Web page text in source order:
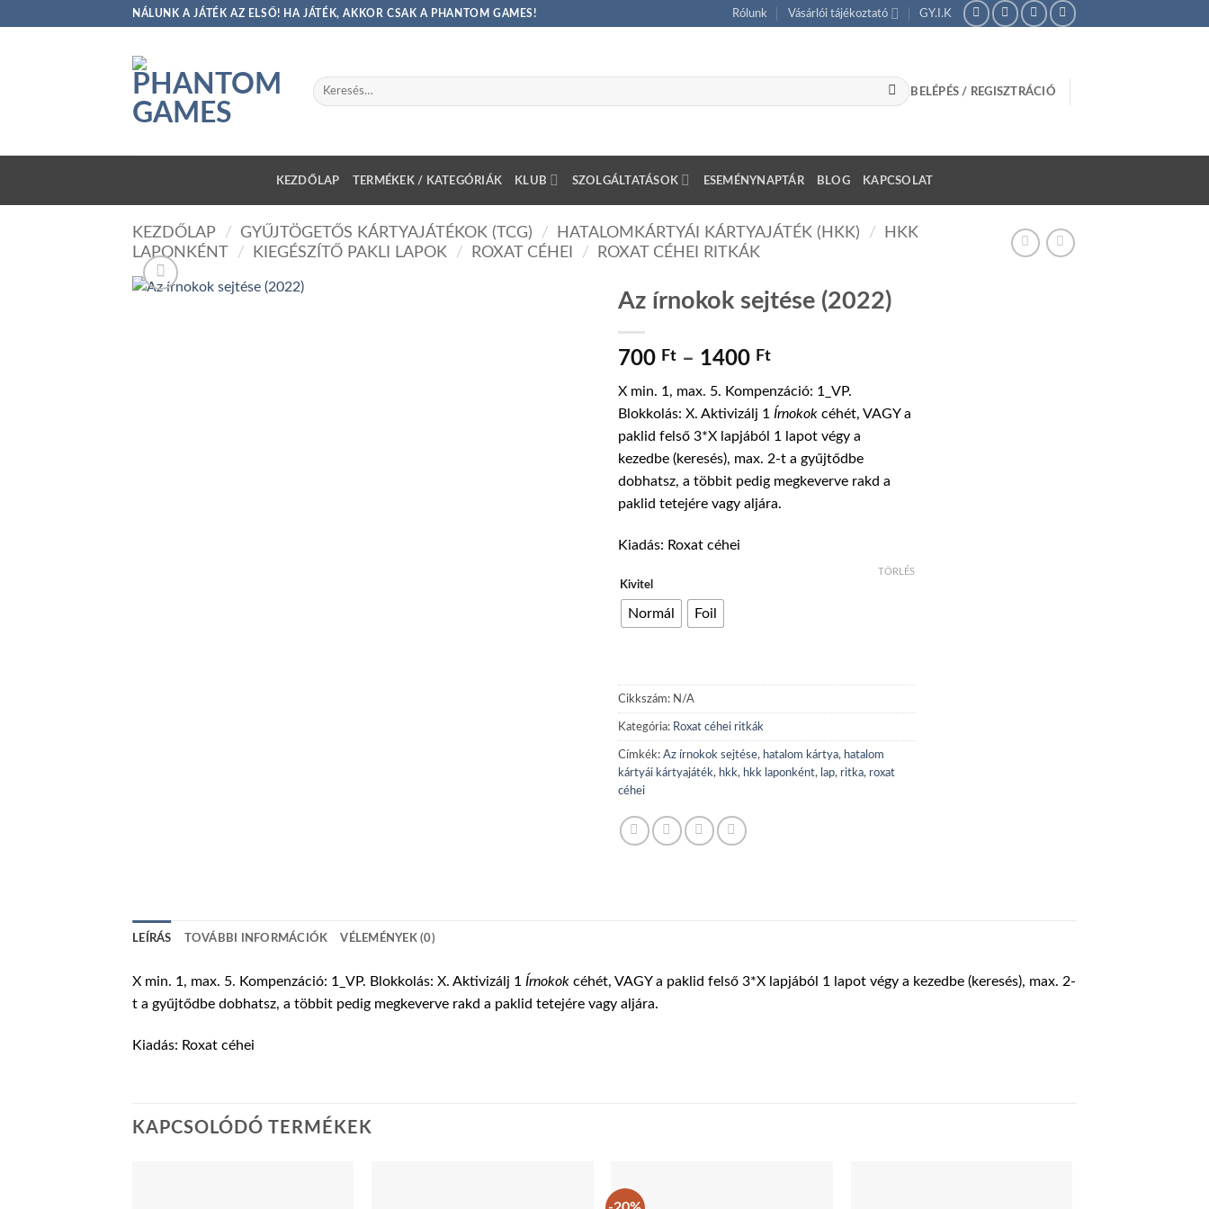
NÁLUNK A JÁTÉK AZ ELSŐ! HA JÁTÉK, AKKOR CSAK A PHANTOM GAMES! Rólunk Vásárlói tájékoztató GY.I.K
Keresés
a
BELÉPÉS / REGISZTRÁCIÓ
KEZDŐLAP TERMÉKEK / KATEGÓRIÁK KLUB SZOLGÁLTATÁSOK ESEMÉNYNAPTÁR BLOG KAPCSOLAT
KEZDŐLAP / GYŰJTÖGETŐS KÁRTYAJÁTÉKOK (TCG) / HATALOMKÁRTYÁI KÁRTYAJÁTÉK (HKK) /
HKK
LAPONKÉNT / KIEGÉSZÍTŐ PAKLI LAPOK / ROXAT CÉHEI / ROXAT CÉHEI RITKÁK
Az írnokok sejtése (2022)
700 Ft – 1400 FtÁrtartomány:
-
1400 Ft
X min. 1, max. 5. Kompenzáció: 1_VP.
Blokkolás: X. Aktivizálj 1 Írnokok céhét, VAGY a
paklid felső 3*X lapjából 1 lapot végy a
kezedbe (keresés), max. 2-t a gyűjtődbe
dobhatsz, a többit pedig megkeverve rakd a
paklid tetejére vagy aljára.
Kiadás: Roxat céhei
Kivitel
Normál Foil
TÖRLÉS
Cikkszám: N/A
Kategória: Roxat céhei ritkák
Címkék: Az írnokok sejtése, hatalom kártya, hatalom
kártyái kártyajáték, hkk, hkk laponként, lap, ritka, roxat
céhei
LEÍRÁS TOVÁBBI INFORMÁCIÓK VÉLEMÉNYEK (0)
X min. 1, max. 5. Kompenzáció: 1_VP. Blokkolás: X. Aktivizálj 1 Írnokok céhét, VAGY a paklid felső 3*X lapjából 1 lapot végy a kezedbe (keresés), max. 2-
t a gyűjtődbe dobhatsz, a többit pedig megkeverve rakd a paklid tetejére vagy aljára.
Kiadás: Roxat céhei
KAPCSOLÓDÓ TERMÉKEK